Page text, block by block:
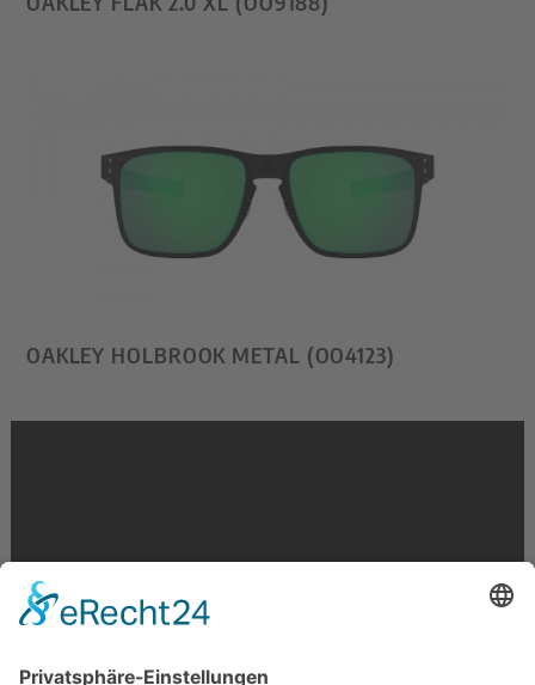
OAKLEY HOLBROOK METAL (OO4123)